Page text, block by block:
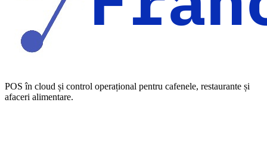
POS în cloud și control operațional pentru cafenele, restaurante și
afaceri alimentare.